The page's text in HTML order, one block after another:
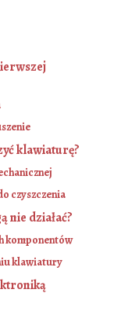
klawiaturę?
czyszczenia
nie działać?
komponentów
klawiatury